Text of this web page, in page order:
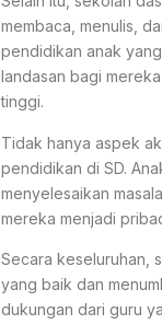
membaca, menulis,
pendidikan anak
landasan bagi
tinggi.
Tidak hanya aspek
pendidikan di SD.
menyelesaikan
mereka menjadi
Secara keseluruhan,
yang baik dan
dukungan dari guru